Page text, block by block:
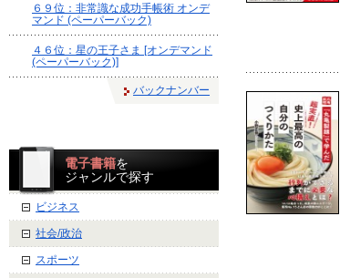
６９位：非常識な成功手帳術 オンデ
マンド (ペーパーバック)
４６位：星の王子さま [オンデマンド
(ペーパーバック)]
バックナンバー
電子書籍を
ジャンルで探す
ビジネス
社会/政治
スポーツ